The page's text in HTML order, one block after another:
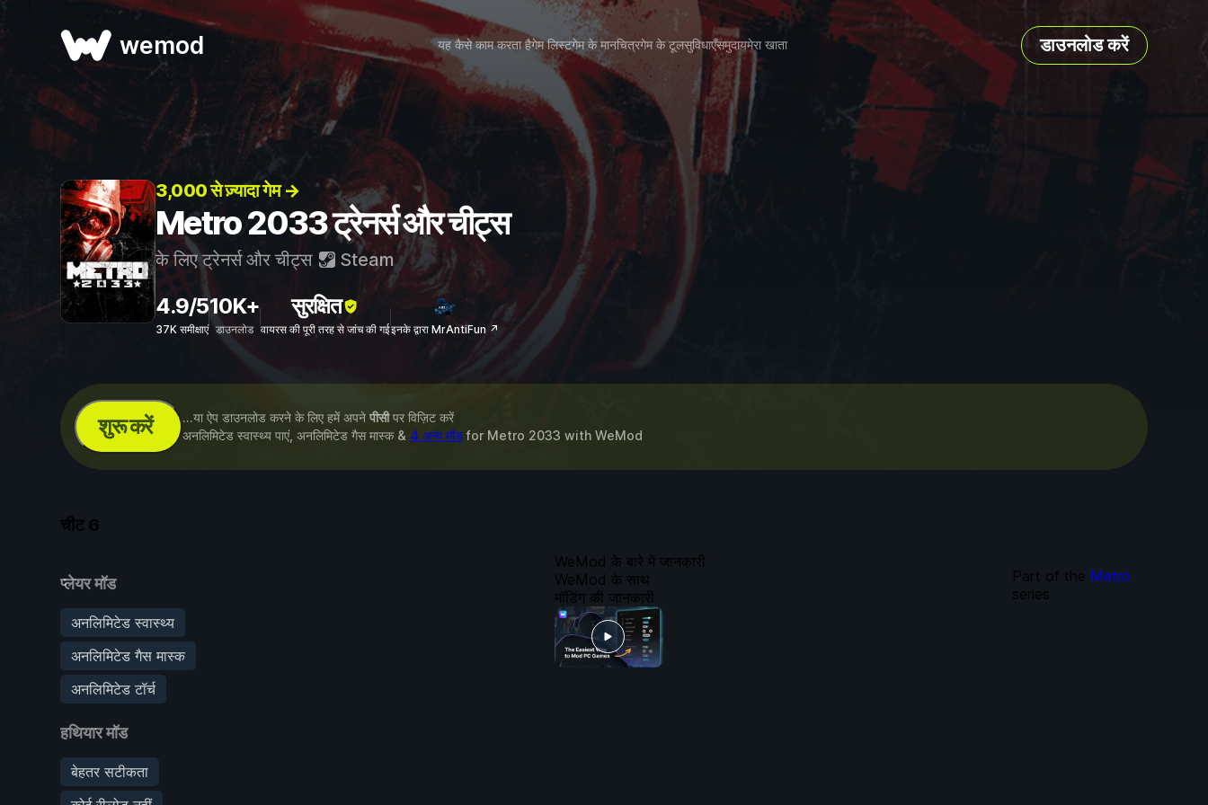
wemod यह कैसे काम करता हैगेम लिस्टगेम के मानचित्रगेम के टूलसुविधाएँसमुदायमेरा खाता डाउनलोड करें
3,000 से ज़्यादा गेम →
Metro 2033 ट्रेनर्स और चीट्स
के लिए ट्रेनर्स और चीट्स Steam
4.9/5
37K समीक्षाएं
10K+
डाउनलोड
सुरक्षित
वायरस की पूरी तरह से जांच की गईइनके द्वारा MrAntiFun ↗
शुरू करें ...या ऐप डाउनलोड करने के लिए हमें अपने पीसीपर विज़िट करें
अनलिमिटेड स्वास्थ्य पाएं, अनलिमिटेड गैस मास्क & 4 अन्य मॉडfor Metro 2033 with WeMod
चीट 6
प्लेयर मॉड
अनलिमिटेड स्वास्थ्य
अनलिमिटेड गैस मास्क
अनलिमिटेड टॉर्च
हथियार मॉड
बेहतर सटीकता
WeMod के बारे में जानकारी
WeMod के साथ
मॉडिंग की जानकारी
Part of the Metro
series